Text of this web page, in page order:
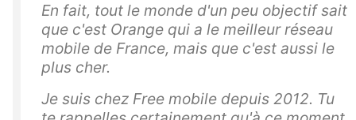
En fait, tout le monde d'un peu objectif sait
que c'est Orange qui a le meilleur réseau
mobile de France, mais que c'est aussi le
plus cher.
Je suis chez Free mobile depuis 2012. Tu